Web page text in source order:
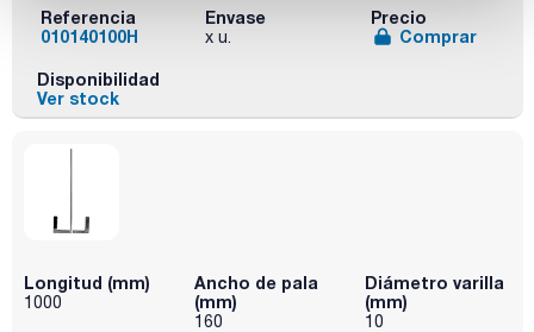
Referencia
010140100H
Envase
x u.
Precio
Comprar
Disponibilidad
Ver stock
Longitud (mm)
1000
Ancho de pala
(mm)
160
Diámetro varilla
(mm)
10